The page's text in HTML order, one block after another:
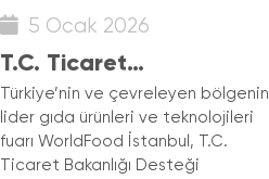
5 Ocak 2026
T.C. Ticaret
Bakanlığı’ndan
WorldFood İstanbul
Katılımcılarına Devlet
Türkiye’nin ve çevreleyen bölgenin
lider gıda ürünleri ve teknolojileri
fuarı WorldFood İstanbul, T.C.
Ticaret Bakanlığı Desteği